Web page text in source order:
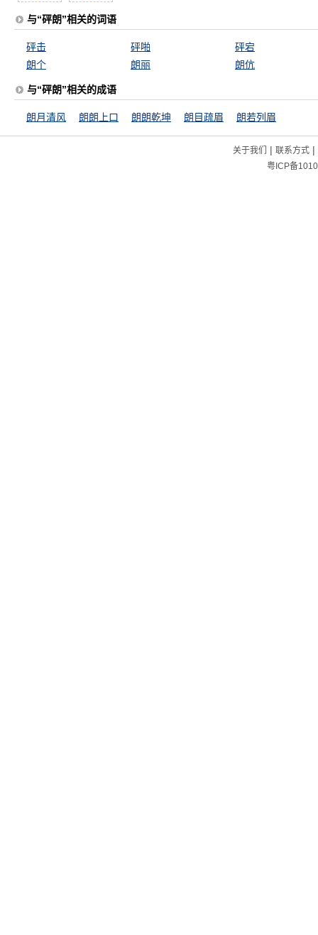
与“砰朗”相关的词语
砰击 砰啪
砰宕
朗个
朗丽 朗伉
与“砰朗”相关的成语
朗月清风 朗朗上口 朗朗乾坤 朗目疏眉 朗若列眉
关于我们 | 联系方式|
粤ICP备